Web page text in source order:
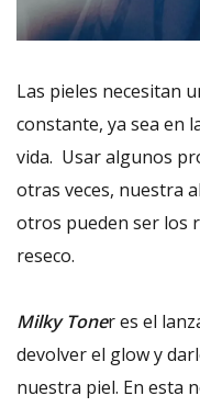
Las pieles necesitan
constante, ya sea en
vida. Usar algunos
otras veces, nuestra
otros pueden ser los
reseco.
Milky Toner es el
devolver el glow y
nuestra piel. En esta